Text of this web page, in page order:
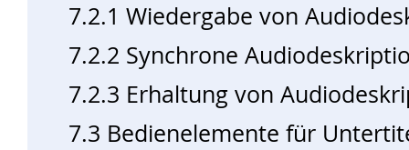
7.2.1 Wiedergabe von
7.2.2 Synchrone
7.2.3 Erhaltung von
7.3 Bedienelemente für